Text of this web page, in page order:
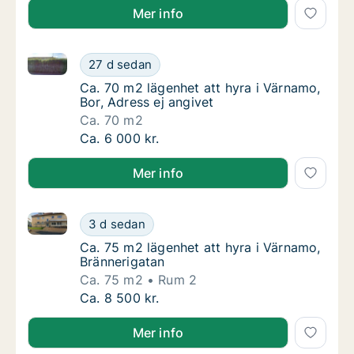
Mer info
Ca. 70 m2 lägenhet att hyra i Värnamo,
27 d sedan
Ca. 70 m2 lägenhet att hyra i Värnamo, Bor, Adress
Ca. 70 m2 lägenhet att hyra i Värnamo, Bor,
Ca. 70 m2 lägenhet att hyra i Värnamo,
Bor, Adress ej angivet
Ca. 70 m2
Ca. 70 m2 lägenhet att hyra i Värnamo,
Ca. 6 000 kr.
Mer info
Ca. 75 m2 lägenhet att hyra i Värnamo,
3 d sedan
Ca. 75 m2 lägenhet att hyra i Värnamo,
Ca. 75 m2 lägenhet att hyra i Värnamo,
Ca. 75 m2 lägenhet att hyra i Värnamo,
Brännerigatan
Ca. 75 m2
Rum 2
Ca. 75 m2 lägenhet att hyra i Värnamo,
Ca. 8 500 kr.
Mer info